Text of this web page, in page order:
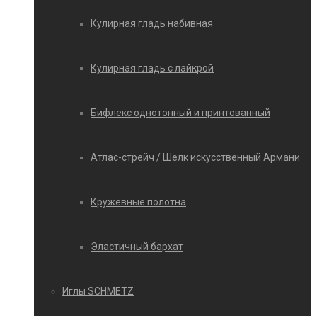
Кулирная гладь набивная
Кулирная гладь с лайкрой
Бифлекс однотонный и принтованный
Атлас-стрейч / Шелк искусственный Армани
Кружевные полотна
Эластичный бархат
Иглы SCHMETZ